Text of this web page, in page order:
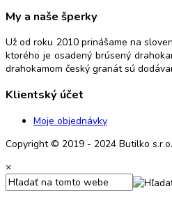
My a naše šperky
Už od roku 2010 prinášame na
ktorého je osadený brúsený
drahokamom český granát sú
Klientský účet
Moje objednávky
Copyright © 2019 - 2024 Butilko
×